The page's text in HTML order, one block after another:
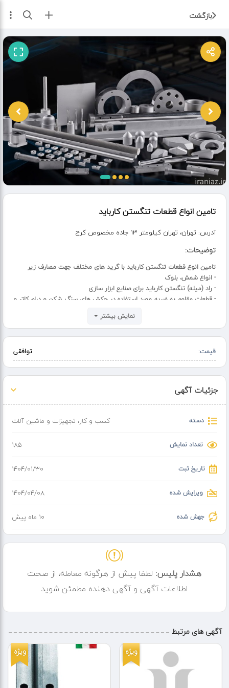
بازگشت ثبت آگهی
تامین انواع قطعات تنگستن کارباید
آدرس: تهران، تهران کیلومتر 13 جاده مخصوص کرج
توضیحات:
تامین انوع قطعات تنگستن کارباید با گرید های مختلف جهت مصارف زیر
- انواع شمش، بلوک
- راد (میله) تنگستن کارباید برای صنایع ابزار سازی
- قطعات مقاوم به ضربه مورد استفاده در چکش های سنگ شکن و درام کاتر و
- دوزه های کشش و نازل های اکسترود
- انواع دیسک های برش از جنس تنگستن کارباید
- قطعات خاص طبق نقشه
نمایش بیشتر
قیمت: توافقی
جزئیات آگهی
دسته کسب و کار، تجهیزات و ماشین آلات
تعداد نمایش 185
تاریخ ثبت ۱۴۰۴/۰۱/۳۰
ویرایش شده ۱۴۰۴/۰۴/۰۸
جهش شده 10 ماه پیش
هشدار پلیس: لطفا پیش از هرگونه معامله، از صحت
اطلاعات آگهی و آگهی دهنده مطمئن شوید
آگهی های مرتبط
ویژه
ویژه